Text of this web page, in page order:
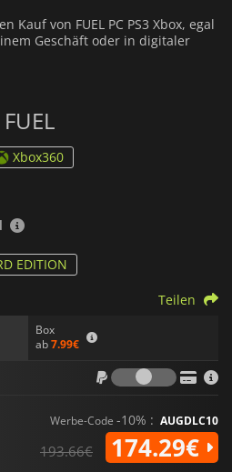
Kauf von FUEL PC PS3 Xbox, egal
Geschäft oder in digitaler
Xbox360
EDITION
Box
ab7.99€
Teilen
Werbe-Code -10% : AUGDLC10
193.66€ 174.29€